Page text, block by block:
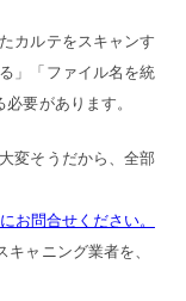
カルテをスキャンす
」「ファイル名を統
要があります。
変そうだから、全部
お問合せください。
ャニング業者を、